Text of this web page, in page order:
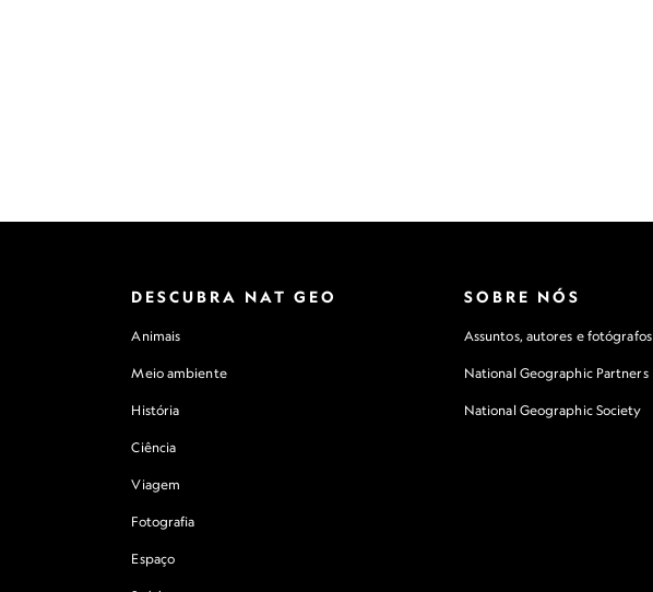
DESCUBRA NAT GEO
Animais
Meio ambiente
História
Ciência
Viagem
Fotografia
Espaço
SOBRE NÓS
Assuntos, autores e fotógrafos
National Geographic Partners
National Geographic Society